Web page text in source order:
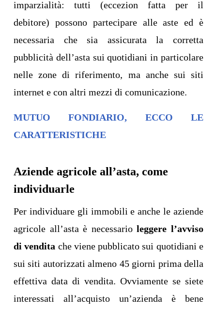
imparzialità: tutti (eccezion fatta per il
debitore) possono partecipare alle aste ed è
necessaria che sia assicurata la corretta
pubblicità dell’asta sui quotidiani in particolare
nelle zone di riferimento, ma anche sui siti
internet e con altri mezzi di comunicazione.
MUTUO FONDIARIO, ECCO LE
CARATTERISTICHE
Aziende agricole all’asta, come
individuarle
Per individuare gli immobili e anche le aziende
agricole all’asta è necessarioleggere l’avviso
di vendita che viene pubblicato sui quotidiani e
sui siti autorizzati almeno 45 giorni prima della
effettiva data di vendita. Ovviamente se siete
interessati all’acquisto un’azienda è bene